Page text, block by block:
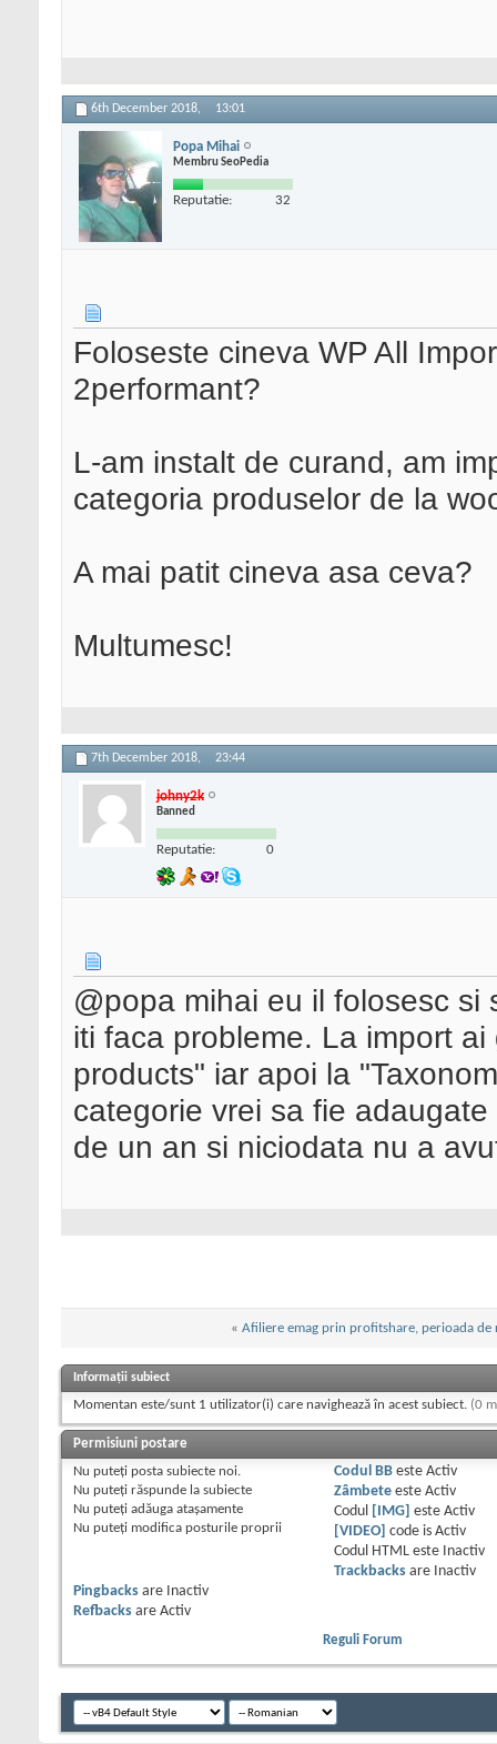
6th December 2018, 13:01
Popa Mihai
Membru SeoPedia
Reputatie: 32
Foloseste cineva WP All
2performant?
L-am instalt de curand, am
categoria produselor de la
A mai patit cineva asa ceva?
Multumesc!
7th December 2018, 23:44
johny2k
Banned
Reputatie: 0
@popa mihai eu il folosesc
iti faca probleme. La import
products" iar apoi la
categorie vrei sa fie
de un an si niciodata nu a
« Afiliere emag prin profitshare, perioada
Informații subiect
Momentan este/sunt 1 utilizator(i) care navighează în acest subiect. (0
Permisiuni postare
Nu puteţi posta subiecte noi.
Nu puteţi răspunde la subiecte
Nu puteţi adăuga ataşamente
Nu puteţi modifica posturile proprii
Codul BBeste Activ
Zâmbeteeste Activ
Codul
[IMG] este Activ
[VIDEO] code is Activ
Codul HTML este
Inactiv
Trackbacksare
Inactiv
Pingbacks are
Inactiv
Refbacks are Activ
Reguli Forum